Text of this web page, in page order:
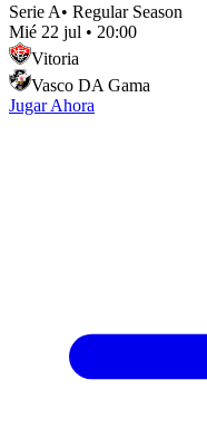
Serie A• Regular Season
Mié 22 jul • 20:00
Vitoria
Vasco DA Gama
Jugar Ahora